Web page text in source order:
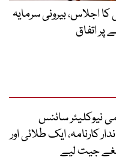
اجلاس، بیرونی سرمایہ
پر اتفاق
نیوکلیئر سائنس
کارنامہ، ایک طلائی اور